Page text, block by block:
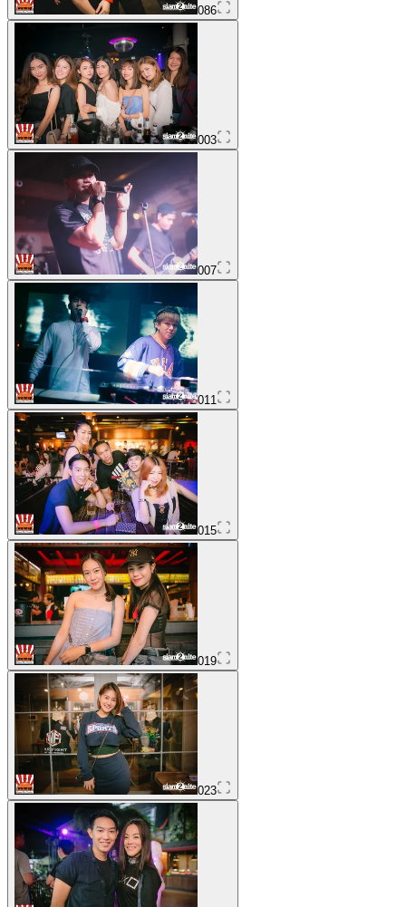
086
003
007
011
015
019
023